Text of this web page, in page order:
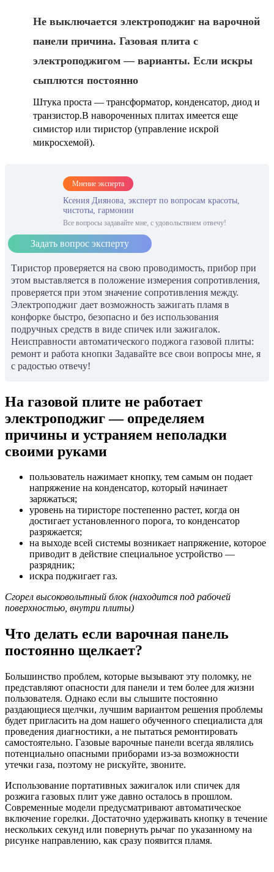
Не выключается электроподжиг на варочной
панели причина. Газовая плита с
электроподжигом — варианты. Если искры
сыплются постоянно
Штука проста — трансформатор, конденсатор, диод и
транзистор.В навороченных плитах имеется еще
симистор или тиристор (управление искрой
микросхемой).
Мнение эксперта
Ксения Диянова, эксперт по вопросам красоты,
чистоты, гармонии
Все вопросы задавайте мне, с удовольствием отвечу!
Задать вопрос эксперту
Тиристор проверяется на свою проводимость, прибор при
этом выставляется в положение измерения сопротивления,
проверяется при этом значение сопротивления между.
Электроподжиг дает возможность зажигать пламя в
конфорке быстро, безопасно и без использования
подручных средств в виде спичек или зажигалок.
Неисправности автоматического поджога газовой плиты:
ремонт и работа кнопки Задавайте все свои вопросы мне, я
с радостью отвечу!
На газовой плите не работает
электроподжиг — определяем
причины и устраняем неполадки
своими руками
пользователь нажимает кнопку, тем самым он подает
напряжение на конденсатор, который начинает
заряжаться;
уровень на тиристоре постепенно растет, когда он
достигает установленного порога, то конденсатор
разряжается;
на выходе всей системы возникает напряжение, которое
приводит в действие специальное устройство —
разрядник;
искра поджигает газ.
Сгорел высоковольтный блок (находится под рабочей
поверхностью, внутри плиты)
Что делать если варочная панель
постоянно щелкает?
Большинство проблем, которые вызывают эту поломку, не
представляют опасности для панели и тем более для жизни
пользователя. Однако если вы слышите постоянно
раздающиеся щелчки, лучшим вариантом решения проблемы
будет пригласить на дом нашего обученного специалиста для
проведения диагностики, а не пытаться ремонтировать
самостоятельно. Газовые варочные панели всегда являлись
потенциально опасными приборами из-за возможности
утечки газа, поэтому не рискуйте, звоните.
Использование портативных зажигалок или спичек для
розжига газовых плит уже давно осталось в прошлом.
Современные модели предусматривают автоматическое
включение горелки. Достаточно удерживать кнопку в течение
нескольких секунд или повернуть рычаг по указанному на
рисунке направлению, как сразу появится пламя.